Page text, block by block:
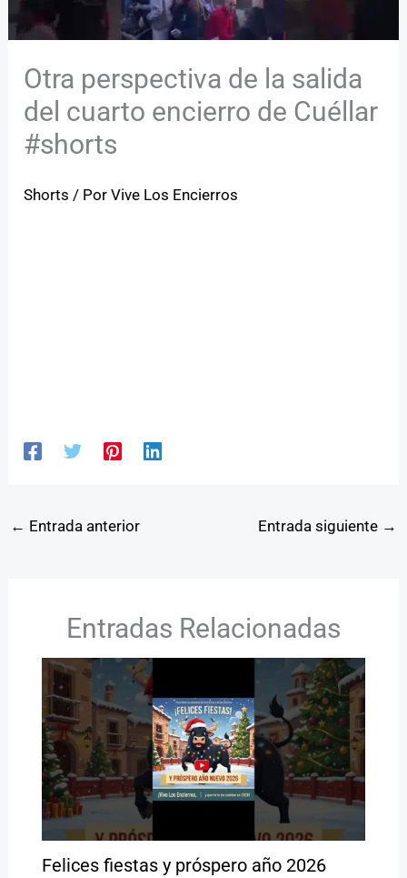
Otra perspectiva de la salida
del cuarto encierro de Cuéllar
#shorts
Shorts / PorVive Los Encierros
← Entrada anterior Entrada siguiente →
Entradas Relacionadas
Felices fiestas y próspero año 2026